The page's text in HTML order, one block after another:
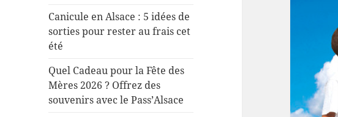
Canicule en Alsace : 5 idées de
sorties pour rester au frais cet
été
Quel Cadeau pour la Fête des
Mères 2026 ? Offrez des
souvenirs avec le Pass’Alsace